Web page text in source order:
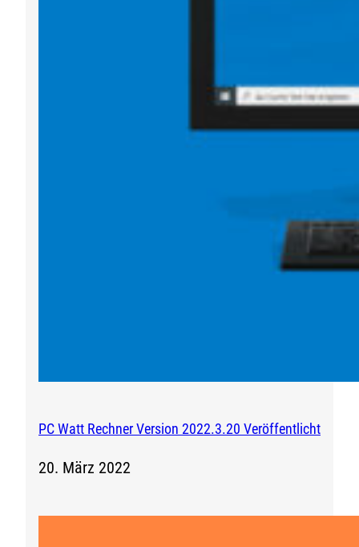
PC Watt Rechner Version 2022.3.20 Veröffentlicht
20. März 2022